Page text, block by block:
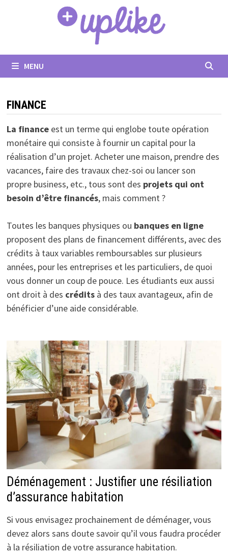
MENU
FINANCE
La finance est un terme qui englobe toute opération
monétaire qui consiste à fournir un capital pour la
réalisation d’un projet. Acheter une maison, prendre des
vacances, faire des travaux chez-soi ou lancer son
propre business, etc., tous sont des projets qui ont
besoin d’être financés, mais comment ?
Toutes les banques physiques ou banques en ligne
proposent des plans de financement différents, avec des
crédits à taux variables remboursables sur plusieurs
années, pour les entreprises et les particuliers, de quoi
vous donner un coup de pouce. Les étudiants eux aussi
ont droit à des créditsà des taux avantageux, afin de
bénéficier d’une aide considérable.
Déménagement : Justifier une résiliation
d’assurance habitation
Si vous envisagez prochainement de déménager, vous
devez alors sans doute savoir qu’il vous faudra procéder
à la résiliation de votre assurance habitation.